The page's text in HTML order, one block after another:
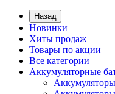
Назад
Новинки
Хиты продаж
Товары по акции
Все категории
Аккумуляторные